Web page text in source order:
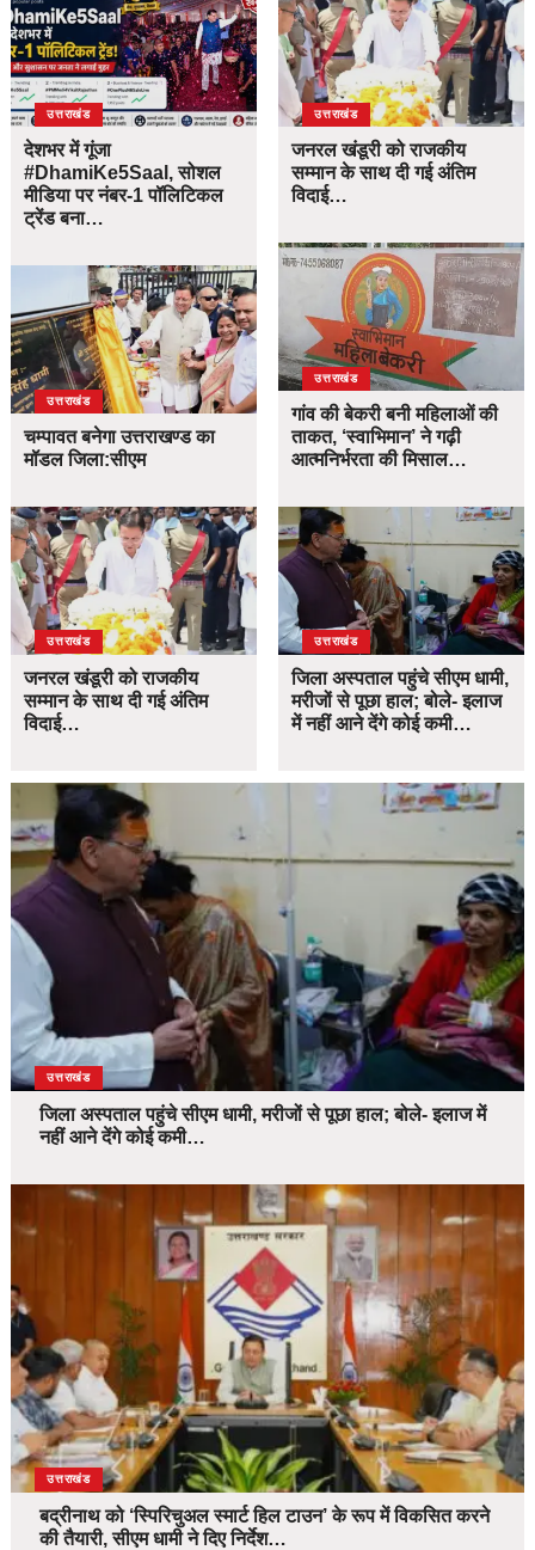
उत्तराखंड
देशभर में गूंजा
#DhamiKe5Saal, सोशल
मीडिया पर नंबर-1 पॉलिटिकल
ट्रेंड बना…
उत्तराखंड
चम्पावत बनेगा उत्तराखण्ड का
मॉडल जिला:सीएम
उत्तराखंड
जनरल खंडूरी को राजकीय
सम्मान के साथ दी गई अंतिम
विदाई…
उत्तराखंड
जनरल खंडूरी को राजकीय
सम्मान के साथ दी गई अंतिम
विदाई…
उत्तराखंड
गांव की बेकरी बनी महिलाओं की
ताकत, ‘स्वाभिमान’ ने गढ़ी
आत्मनिर्भरता की मिसाल…
उत्तराखंड
जिला अस्पताल पहुंचे सीएम धामी,
मरीजों से पूछा हाल; बोले- इलाज
में नहीं आने देंगे कोई कमी…
उत्तराखंड
जिला अस्पताल पहुंचे सीएम धामी, मरीजों से पूछा हाल; बोले- इलाज में
नहीं आने देंगे कोई कमी…
उत्तराखंड
बद्रीनाथ को ‘स्पिरिचुअल स्मार्ट हिल टाउन’ के रूप में विकसित करने
की तैयारी, सीएम धामी ने दिए निर्देश…